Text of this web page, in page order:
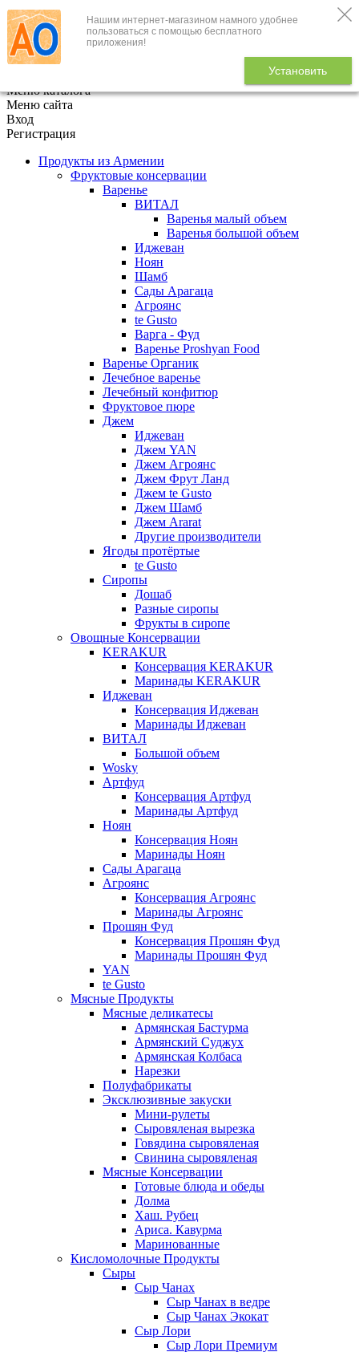
Нашим интернет-магазином намного удобнее
пользоваться с помощью бесплатного
приложения!
Установить
+7 (495) 646-888-1
В корзине
Меню каталога
Меню сайта
Вход
Регистрация
Продукты из Армении
Фруктовые консервации
Варенье
ВИТАЛ
Варенья малый объем
Варенья большой объем
Иджеван
Ноян
Шамб
Сады Арагаца
Агроянс
te Gusto
Варга - Фуд
Варенье Proshyan Food
Варенье Органик
Лечебное варенье
Лечебный конфитюр
Фруктовое пюре
Джем
Иджеван
Джем YAN
Джем Агроянс
Джем Фрут Ланд
Джем te Gusto
Джем Шамб
Джем Ararat
Другие производители
Ягоды протёртые
te Gusto
Сиропы
Дошаб
Разные сиропы
Фрукты в сиропе
Овощные Консервации
KERAKUR
Консервация KERAKUR
Маринады KERAKUR
Иджеван
Консервация Иджеван
Маринады Иджеван
ВИТАЛ
Большой объем
Wosky
Артфуд
Консервация Артфуд
Маринады Артфуд
Ноян
Консервация Ноян
Маринады Ноян
Сады Арагаца
Агроянс
Консервация Агроянс
Маринады Агроянс
Прошян Фуд
Консервация Прошян Фуд
Маринады Прошян Фуд
YAN
te Gusto
Мясные Продукты
Мясные деликатесы
Армянская Бастурма
Армянский Суджух
Армянская Колбаса
Нарезки
Полуфабрикаты
Эксклюзивные закуски
Мини-рулеты
Сыровяленая вырезка
Говядина сыровяленая
Свинина сыровяленая
Мясные Консервации
Готовые блюда и обеды
Долма
Хаш. Рубец
Ариса. Кавурма
Маринованные
Кисломолочные Продукты
Сыры
Сыр Чанах
Сыр Чанах в ведре
Сыр Чанах Экокат
Сыр Лори
Сыр Лори Премиум